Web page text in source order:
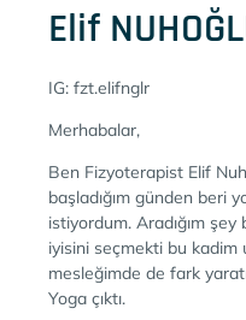
Elif
IG: fzt.elifnglr
Merhabalar,
Ben Fizyoterapist Elif
başladığım günden beri
istiyordum. Aradığım
iyisini seçmekti bu kadim
mesleğimde de fark
Yoga çıktı.